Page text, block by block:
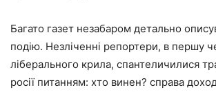
Багато газет незабаром детально
подію. Незліченні репортери, в першу
ліберального крила, спантеличилися
росії питанням: хто винен? справа